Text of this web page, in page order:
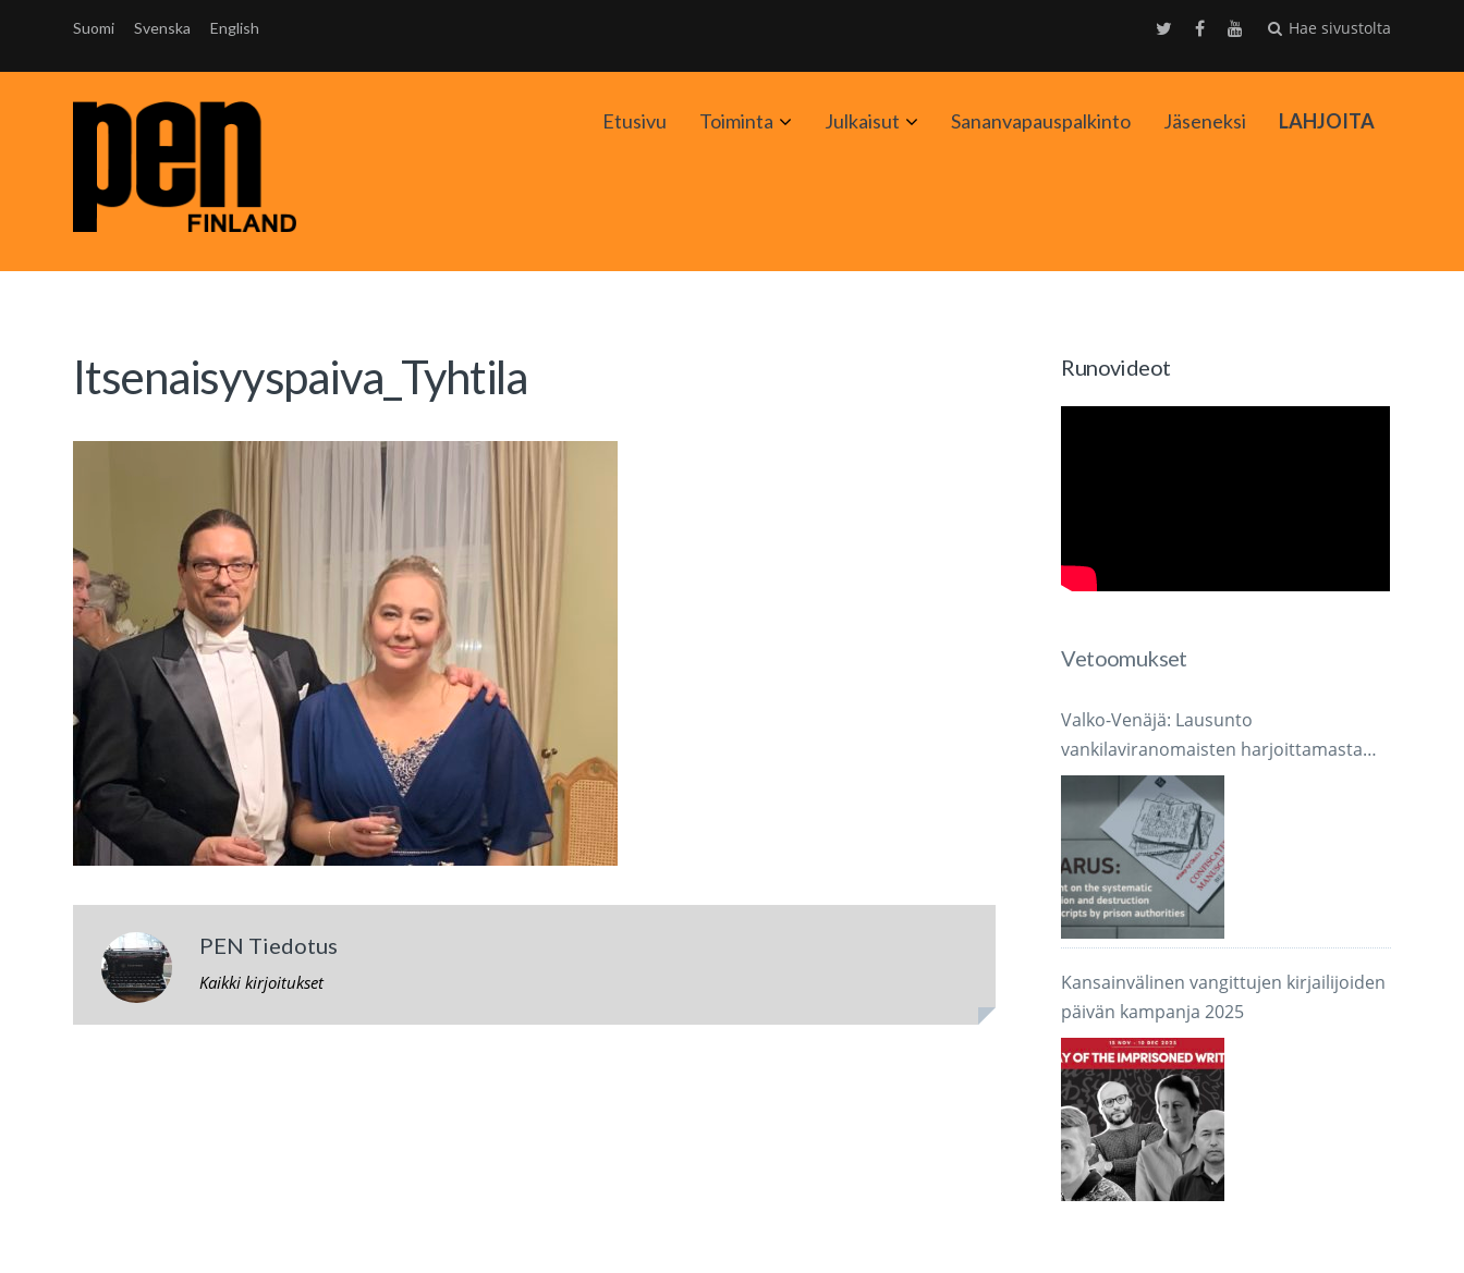
Suomi Svenska English Hae sivustolta
Etusivu Toiminta AvaaJulkaisut AvaaSananvapauspalkinto Jäseneksi LAHJOITA
Itsenaisyyspaiva_Tyhtila
PEN Tiedotus
Kaikki kirjoitukset
Runovideot
Vetoomukset
Valko-Venäjä: Lausunto
vankilaviranomaisten harjoittamasta
järjestelmällisestä käsikirjoitusten
takavarikoinnista ja tuhoamisesta
Kansainvälinen vangittujen kirjailijoiden
päivän kampanja 2025